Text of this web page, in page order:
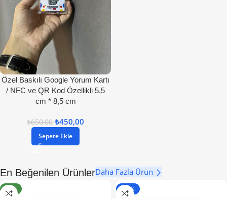
Özel Baskılı Google Yorum Kartı
/ NFC ve QR Kod Özellikli 5,5
cm * 8,5 cm
₺650,00 ₺450,00
Sepete Ekle
En Beğenilen ÜrünlerDaha Fazla Ürün
YENI - 50%